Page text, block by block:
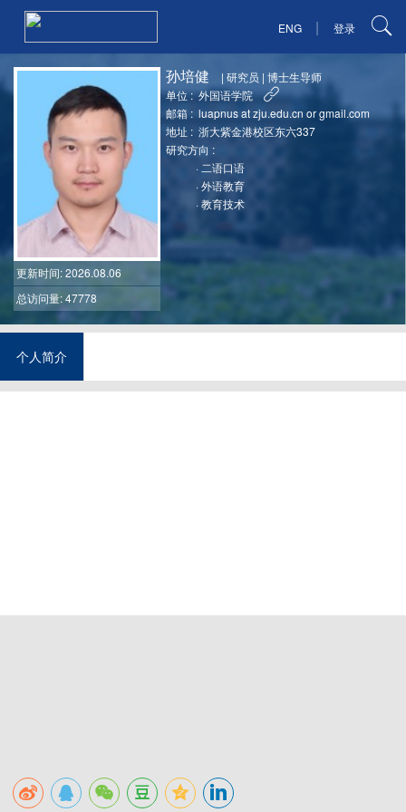
ENG | 登录
更新时间: 2026.08.06
总访问量: 47778
孙培健 |研究员 |博士生导师
单位 : 外国语学院
邮箱 : luapnus at zju.edu.cn or gmail.com
地址 : 浙大紫金港校区东六337
研究方向 :
· 二语口语
·外语教育
·教育技术
个人简介